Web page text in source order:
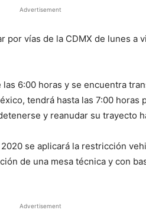
Advertisement
por vías de la CDMX de lunes a
6:00 horas y se encuentra
tendrá hasta las 7:00 horas
y reanudar su trayecto
se aplicará la restricción
de una mesa técnica y con
Advertisement